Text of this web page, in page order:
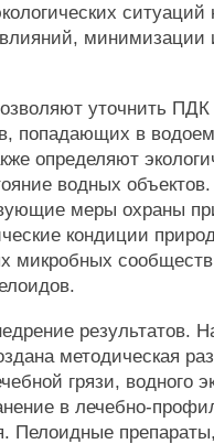
влияний,
уточнить
попадающих в
определяют
водных
меры охраны
кондиции
микробных
результатов.
методическая
грязи, водного
в лечебно-
Пелоидные